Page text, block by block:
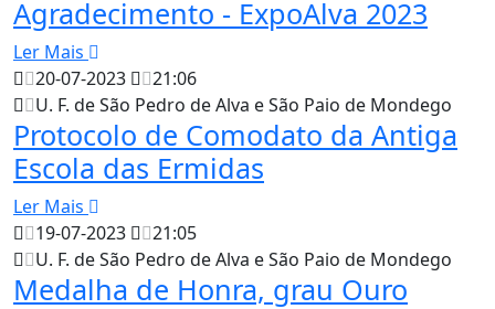
Agradecimento - ExpoAlva 2023
Ler Mais
20-07-2023
21:06
U. F. de São Pedro de Alva e São Paio de Mondego
Protocolo de Comodato da Antiga
Escola das Ermidas
Ler Mais
19-07-2023
21:05
U. F. de São Pedro de Alva e São Paio de Mondego
Medalha de Honra, grau Ouro